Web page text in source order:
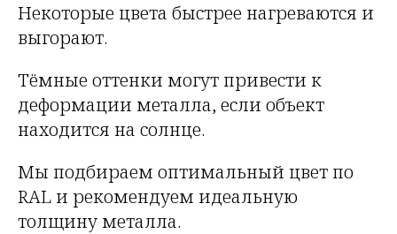
Некоторые цвета быстрее нагреваются и
выгорают.
Тёмные оттенки могут привести к
деформации металла, если объект
находится на солнце.
Мы подбираем оптимальный цвет по
RAL и рекомендуем идеальную
толщину металла.